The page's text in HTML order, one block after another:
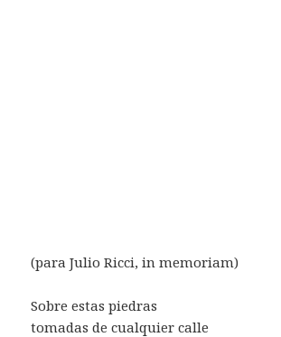
(para Julio Ricci, in memoriam)
Sobre estas piedras
tomadas de cualquier calle